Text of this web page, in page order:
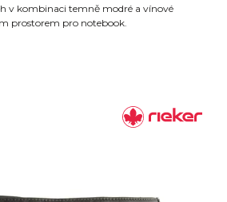
v kombinaci temně modré a vínové
prostorem pro notebook.